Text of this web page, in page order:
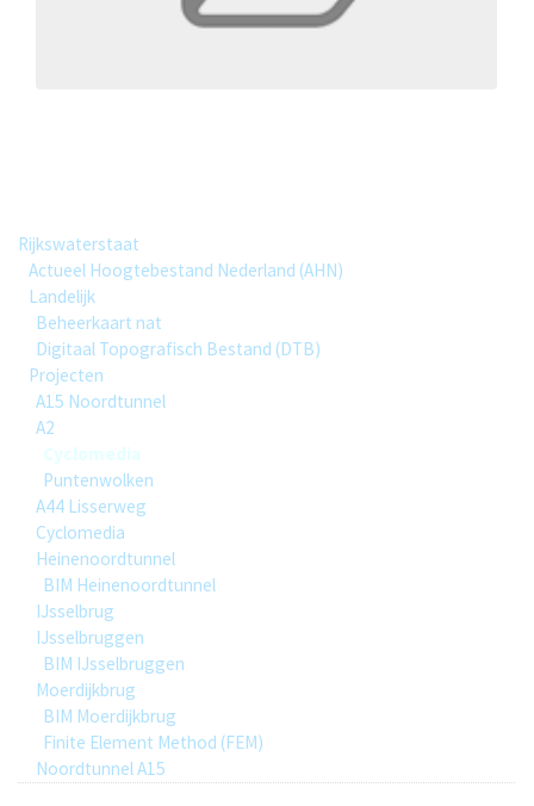
Rijkswaterstaat
Actueel Hoogtebestand Nederland (AHN)
Landelijk
Beheerkaart nat
Digitaal Topografisch Bestand (DTB)
Projecten
A15 Noordtunnel
A2
Cyclomedia
Puntenwolken
A44 Lisserweg
Cyclomedia
Heinenoordtunnel
BIM Heinenoordtunnel
IJsselbrug
IJsselbruggen
BIM IJsselbruggen
Moerdijkbrug
BIM Moerdijkbrug
Finite Element Method (FEM)
Noordtunnel A15